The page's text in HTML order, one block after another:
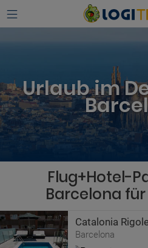
Urlaub im
Flug+Hotel-
Barcelona
Catalonia
Barcelona